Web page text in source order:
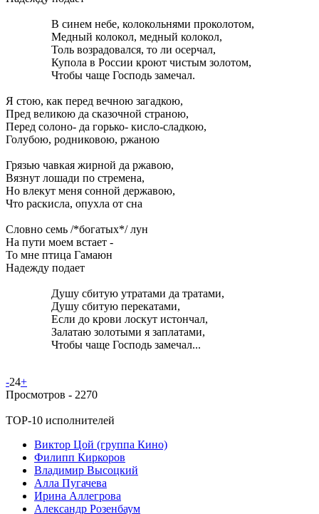
В синем небе, колокольнями проколотом,
Медный колокол, медный колокол,
Толь возрадовался, то ли осерчал,
Купола в России кроют чистым золотом,
Чтобы чаще Господь замечал.
Я стою, как перед вечною загадкою,
Пред великою да сказочной страною,
Перед солоно- да горько- кисло-сладкою,
Голубою, родниковою, ржаною
Грязью чавкая жирной да ржавою,
Вязнут лошади по стремена,
Но влекут меня сонной державою,
Что раскисла, опухла от сна
Словно семь /*богатых*/ лун
На пути моем встает -
То мне птица Гамаюн
Надежду подает
Душу сбитую утратами да тратами,
Душу сбитую перекатами,
Если до крови лоскут истончал,
Залатаю золотыми я заплатами,
Чтобы чаще Господь замечал...
-24+
Просмотров - 2270
TOP-10 исполнителей
Виктор Цой (группа Кино)
Филипп Киркоров
Владимир Высоцкий
Алла Пугачева
Ирина Аллегрова
Александр Розенбаум